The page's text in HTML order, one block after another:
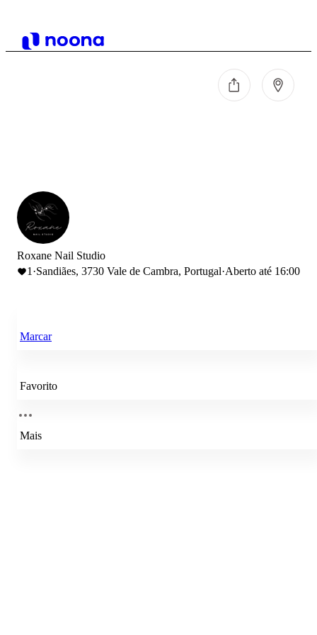
Roxane Nail Studio
1 ·Sandiães, 3730 Vale de Cambra, Portugal·Aberto até 16:00
Marcar
Favorito
Mais